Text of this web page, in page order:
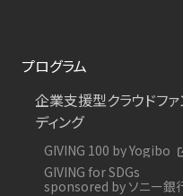
プログラム
企業支援型クラウドファ
ディング
GIVING 100 by Yogibo
GIVING for SDGs
sponsored by ソニー銀